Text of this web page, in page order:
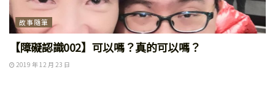
故事隨筆
【障礙認識002】可以嗎？真的可以嗎？
2019 年 12 月 23 日